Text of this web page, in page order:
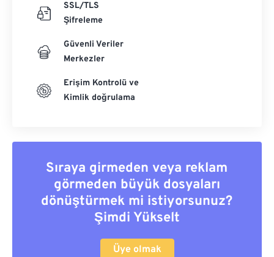
SSL/TLS
Şifreleme
Güvenli Veriler
Merkezler
Erişim Kontrolü ve
Kimlik doğrulama
Sıraya girmeden veya reklam
görmeden büyük dosyaları
dönüştürmek mi istiyorsunuz?
Şimdi Yükselt
Üye olmak